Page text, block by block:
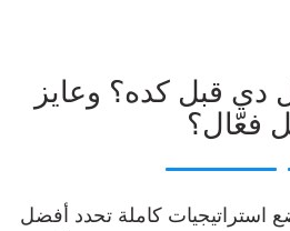
دي قبل كده؟ وعايز
فعّال؟
كاملة تحدد أفضل